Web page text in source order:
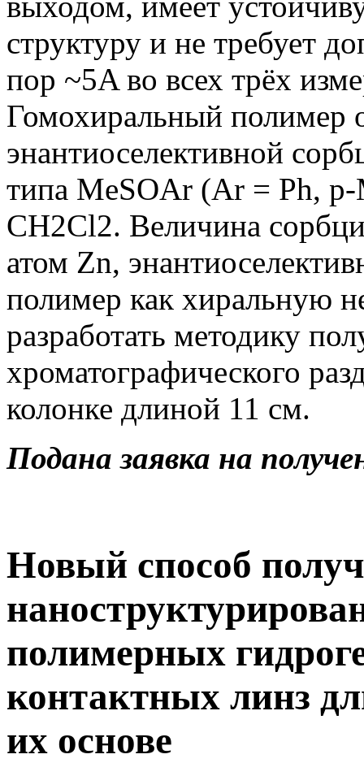
структуру и не требует
пор ~5A во всех трёх
Гомохиральный полимер
энантиоселективной
типа MeSOAr (Ar = Ph,
CH2Cl2. Величина
атом Zn,
полимер как хиральную
разработать методику
хроматографического
колонке длиной 11 см.
Подана заявка на
Новый способ
полимерных
контактных линз
их основе